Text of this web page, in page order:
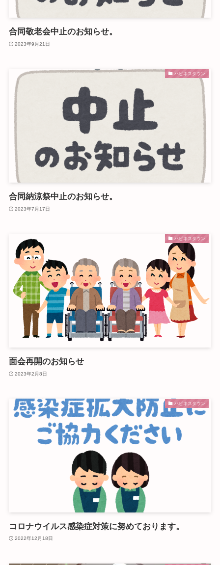
合同敬老会中止のお知らせ。
2023年9月21日
ハピネスタウン
合同納涼祭中止のお知らせ。
2023年7月17日
ハピネスタウン
面会再開のお知らせ
2023年2月8日
ハピネスタウン
コロナウイルス感染症対策に努めております。
2022年12月18日